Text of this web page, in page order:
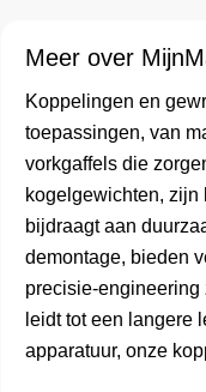
Meer over
Koppelingen en
toepassingen, van
vorkgaffels die
kogelgewichten, zijn
bijdraagt aan
demontage, bieden
precisie-
leidt tot een langere
apparatuur, onze